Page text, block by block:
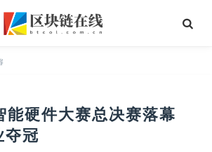
硬件大赛总决赛落幕
夺冠